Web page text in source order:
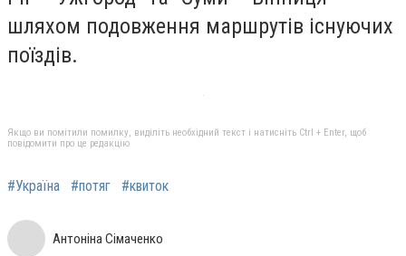
шляхом подовження маршрутів існуючих
поїздів.
Якщо ви помітили помилку, виділіть необхідний текст і натисніть Ctrl + Enter, щоб
повідомити про це редакцію
#Україна #потяг #квиток
Антоніна Сімаченко